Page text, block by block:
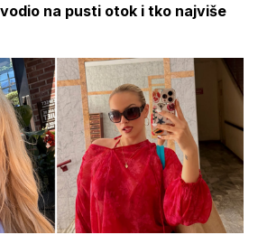
na pusti otok i tko najviše